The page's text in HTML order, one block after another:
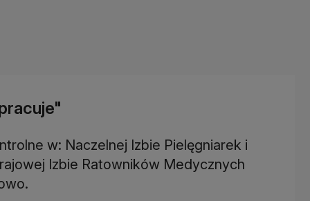
w: Naczelnej Izbie Pielęgniarek i
Izbie Ratowników Medycznych